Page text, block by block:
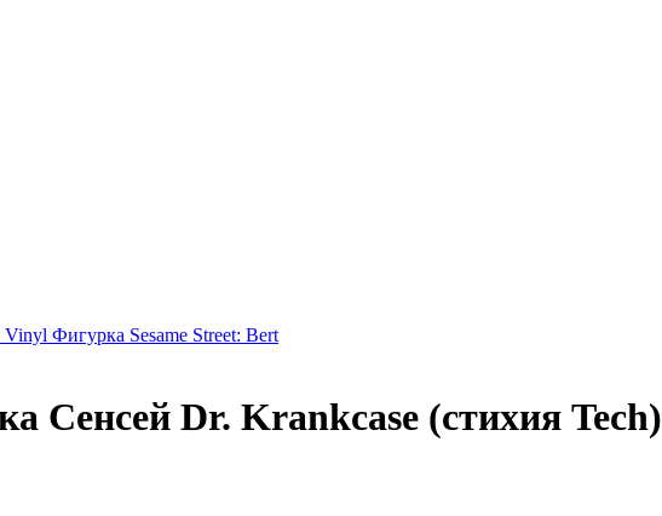
Фигурка Sesame Street: Bert
Сенсей Dr. Krankcase (стихия Tech)